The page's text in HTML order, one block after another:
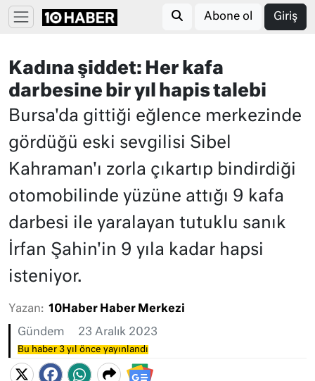
Abone ol Giriş
Kadına şiddet: Her kafa
darbesine bir yıl hapis talebi
Bursa'da gittiği eğlence merkezinde
gördüğü eski sevgilisi Sibel
Kahraman'ı zorla çıkartıp bindirdiği
otomobilinde yüzüne attığı 9 kafa
darbesi ile yaralayan tutuklu sanık
İrfan Şahin'in 9 yıla kadar hapsi
isteniyor.
Yazan: 10Haber Haber Merkezi
Gündem 23 Aralık 2023
Bu haber 3 yıl önce yayınlandı